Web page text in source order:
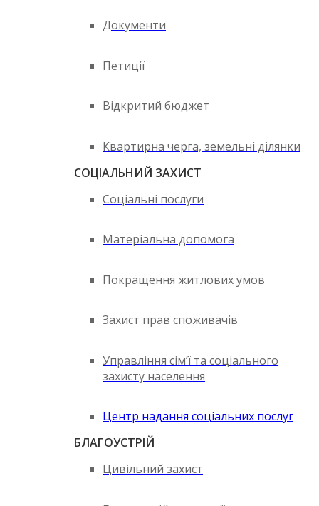
Документи
Петиції
Відкритий бюджет
Квартирна черга, земельні ділянки
СОЦІАЛЬНИЙ ЗАХИСТ
Соціальні послуги
Матеріальна допомога
Покращення житлових умов
Захист прав споживачів
Управління сім’ї та соціального
захисту населення
Центр надання соціальних послуг
БЛАГОУСТРІЙ
Цивільний захист